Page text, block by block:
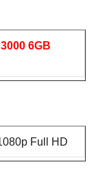
6GB
Full HD